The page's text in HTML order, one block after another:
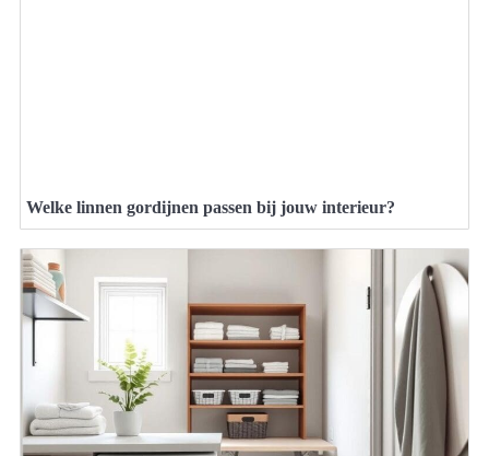
Welke linnen gordijnen passen bij jouw interieur?